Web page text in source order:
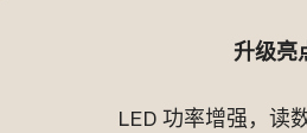
升级亮
LED 功率增强，读